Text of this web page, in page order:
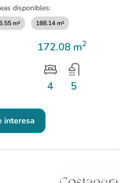
disponibles:
m² 188.14 m²
172.08 m2
4 5
interesa